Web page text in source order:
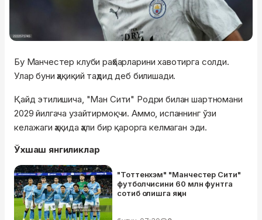
Бу Манчестер клуби раҳбарларини хавотирга солди.
Улар буни ҳақиқий таҳдид деб билишади.
Қайд этилишича, "Ман Сити" Родри билан шартномани
2029 йилгача узайтирмоқчи. Аммо, испаннинг ўзи
келажаги ҳақида ҳали бир қарорга келмаган эди.
Ўхшаш янгиликлар
"Тоттенхэм" "Манчестер Сити"
футболчисини 60 млн фунтга
сотиб олишга яқин